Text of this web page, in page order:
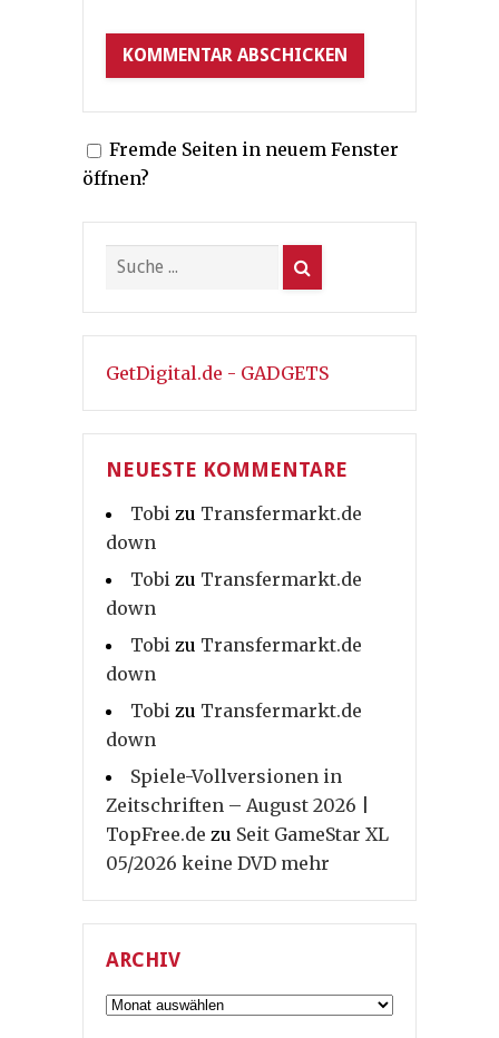
Fremde Seiten in neuem Fenster
öffnen?
GetDigital.de - GADGETS
NEUESTE KOMMENTARE
Tobi zu Transfermarkt.de
down
Tobi zu Transfermarkt.de
down
Tobi zu Transfermarkt.de
down
Tobi zu Transfermarkt.de
down
Spiele-Vollversionen in
Zeitschriften – August 2026 |
TopFree.de zu Seit GameStar XL
05/2026 keine DVD mehr
ARCHIV
Archiv